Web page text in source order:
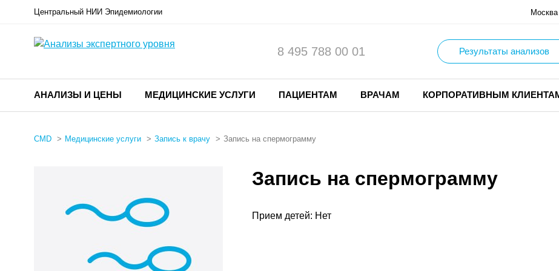
Центральный НИИ Эпидемиологии Москва
8 495 788 00 01 Результаты анализов
АНАЛИЗЫ И ЦЕНЫ МЕДИЦИНСКИЕ УСЛУГИ ПАЦИЕНТАМ ВРАЧАМ КОРПОРАТИВНЫМ
CMD Медицинские услуги Запись к врачу Запись на спермограмму
Запись на спермограмму
Прием детей: Нет